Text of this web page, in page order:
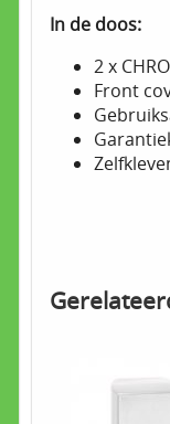
In de doos:
2 x
Front